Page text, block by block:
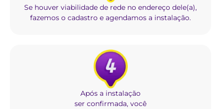
Se houver viabilidade de rede no endereço dele(a),
fazemos o cadastro e agendamos a instalação.
Após a instalação
ser confirmada, você